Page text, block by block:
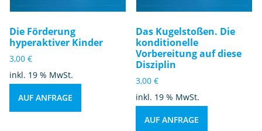
Die Förderung
hyperaktiver Kinder
3,00 €
inkl. 19 % MwSt.
AUF ANFRAGE
Das Kugelstoßen. Die
konditionelle
Vorbereitung auf diese
Disziplin
3,00€
inkl. 19 % MwSt.
AUF ANFRAGE